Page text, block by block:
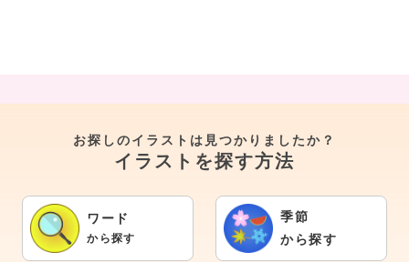
お探しのイラストは見つかりましたか？
イラストを探す方法
ワード
から探す
季節
から探す